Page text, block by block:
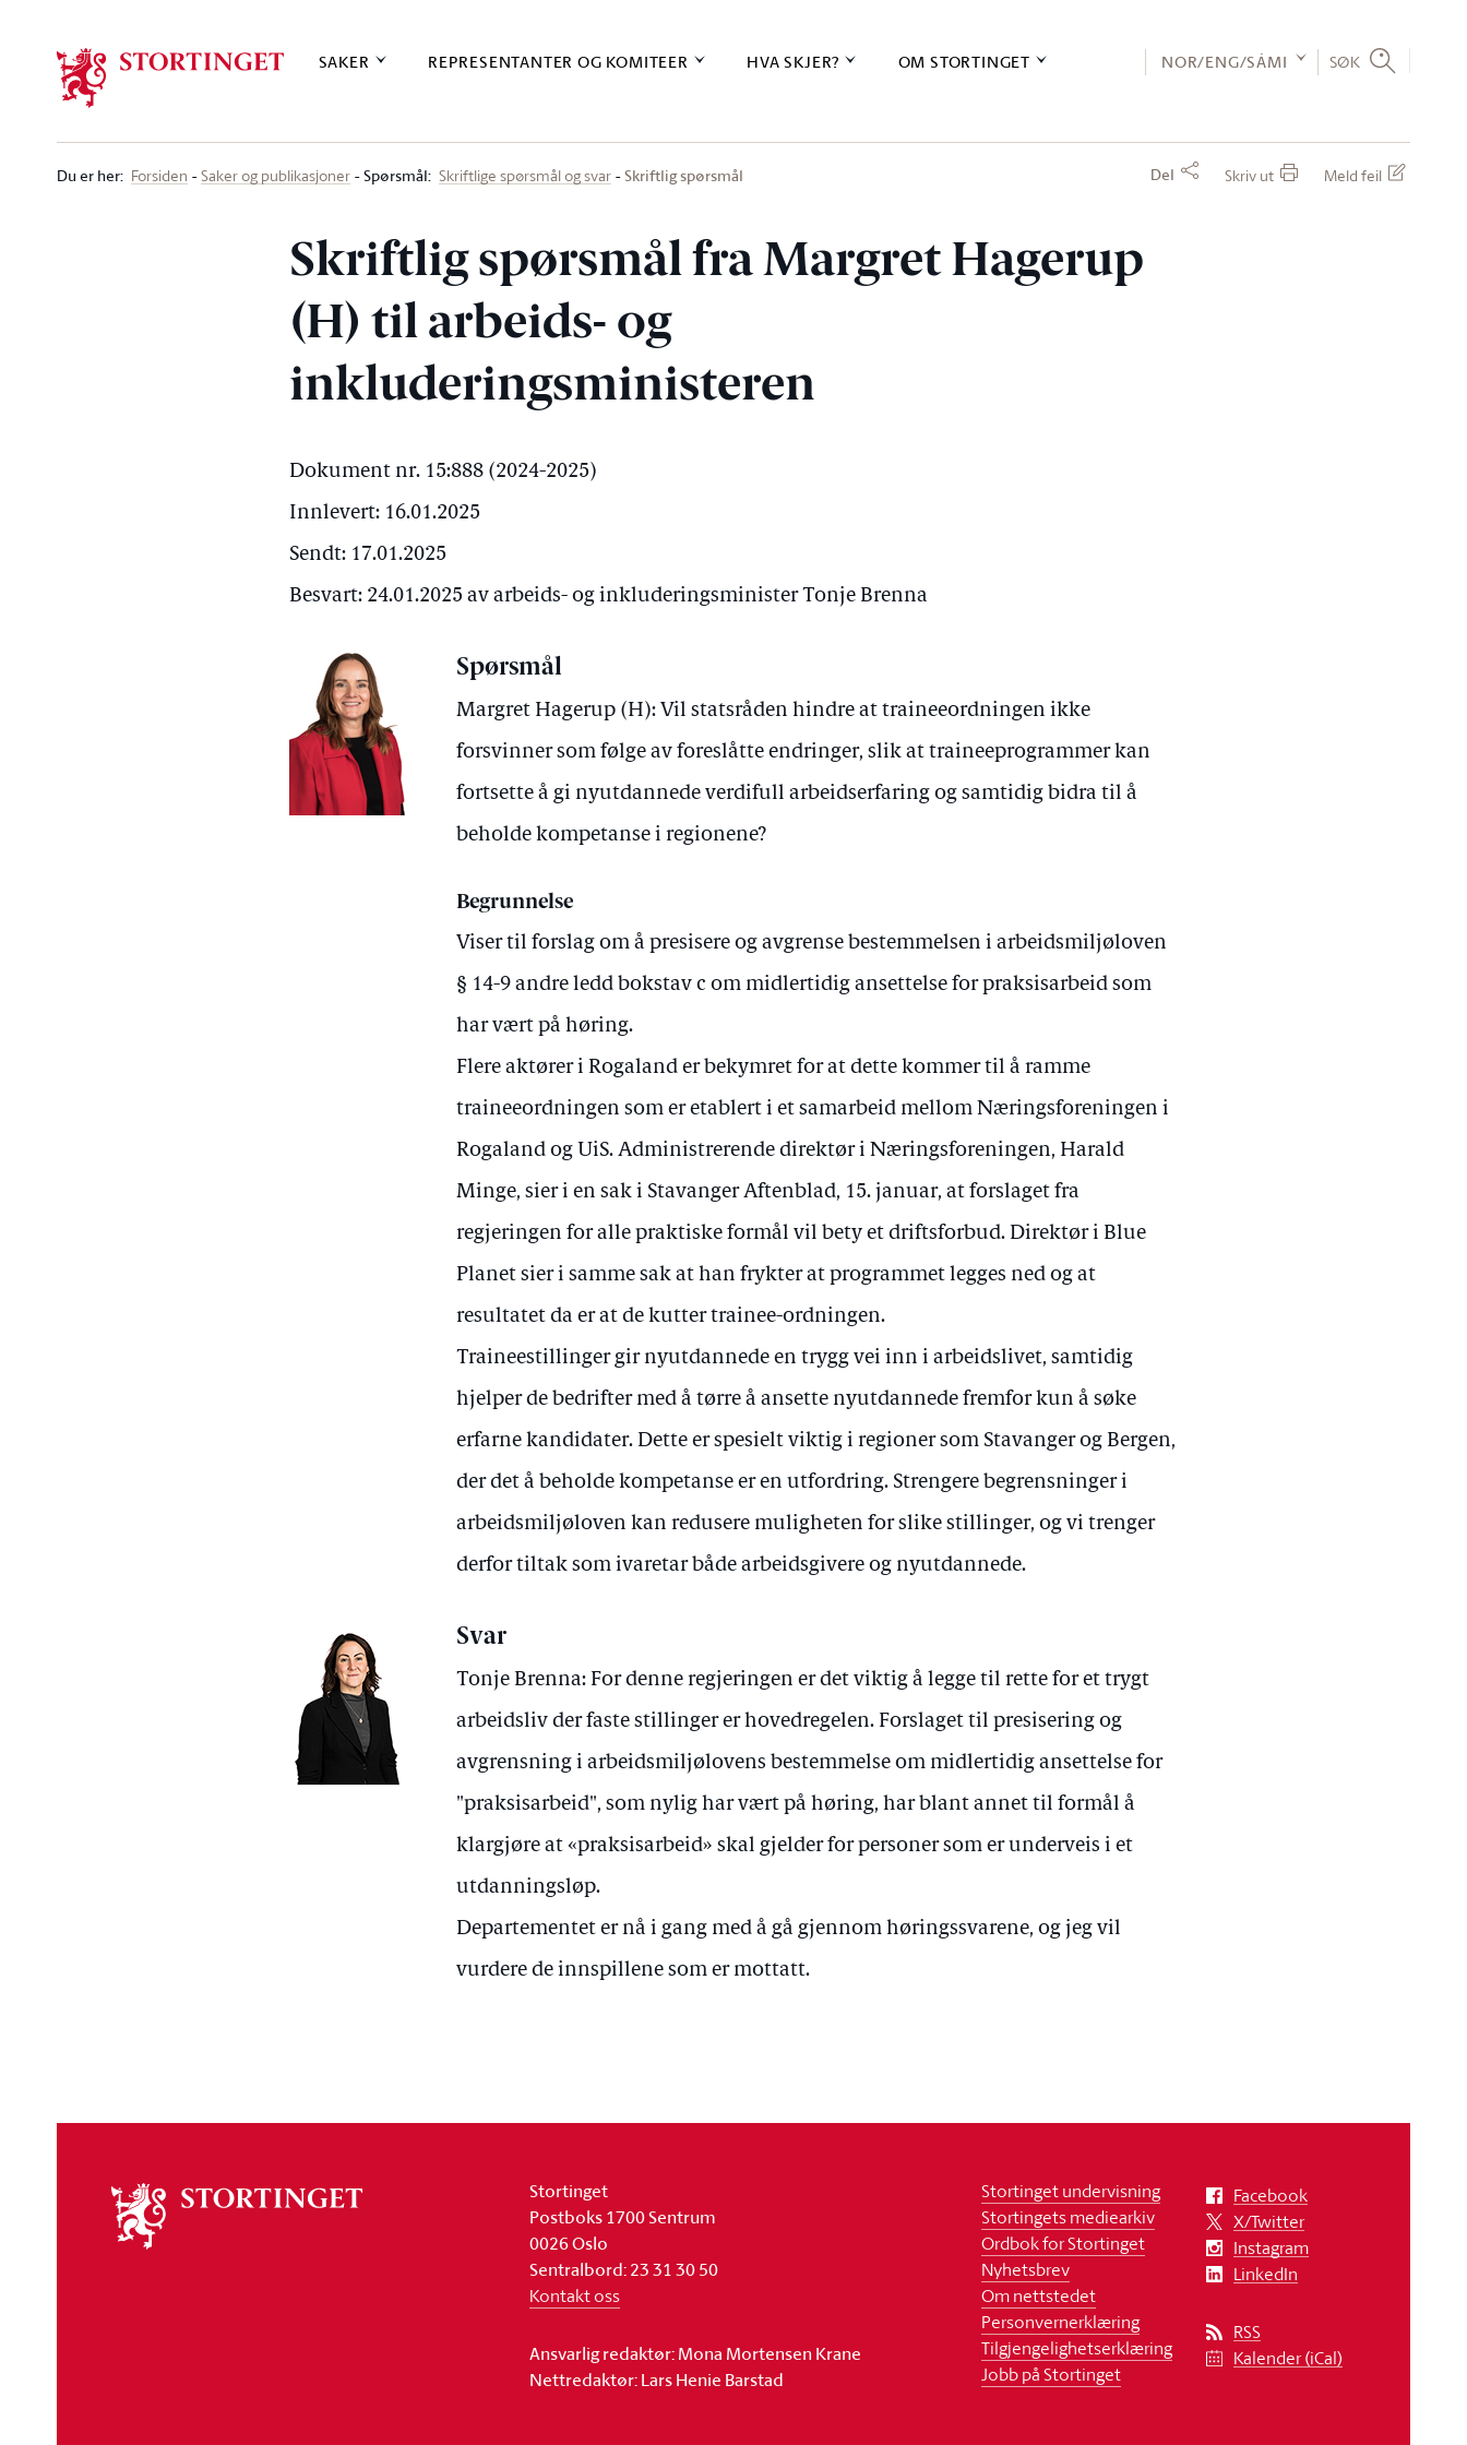
SAKER REPRESENTANTER OG KOMITEER HVA SKJER? OM STORTINGET NOR/ENG/SÁMI SØK
Du er her: Forsiden Saker og publikasjoner Spørsmål: Skriftlige spørsmål og svar Skriftlig spørsmål Del Skriv ut Meld feil
Skriftlig spørsmål fra Margret Hagerup
(H) til arbeids- og
inkluderingsministeren
Dokument nr. 15:888 (2024-2025)
Innlevert: 16.01.2025
Sendt: 17.01.2025
Besvart: 24.01.2025 av arbeids- og inkluderingsminister Tonje Brenna
Spørsmål
Margret Hagerup (H): Vil statsråden hindre at traineeordningen ikke
forsvinner som følge av foreslåtte endringer, slik at traineeprogrammer kan
fortsette å gi nyutdannede verdifull arbeidserfaring og samtidig bidra til å
beholde kompetanse i regionene?
Begrunnelse
Viser til forslag om å presisere og avgrense bestemmelsen i arbeidsmiljøloven
§ 14-9 andre ledd bokstav c om midlertidig ansettelse for praksisarbeid som
har vært på høring.
Flere aktører i Rogaland er bekymret for at dette kommer til å ramme
traineeordningen som er etablert i et samarbeid mellom Næringsforeningen i
Rogaland og UiS. Administrerende direktør i Næringsforeningen, Harald
Minge, sier i en sak i Stavanger Aftenblad, 15. januar, at forslaget fra
regjeringen for alle praktiske formål vil bety et driftsforbud. Direktør i Blue
Planet sier i samme sak at han frykter at programmet legges ned og at
resultatet da er at de kutter trainee-ordningen.
Traineestillinger gir nyutdannede en trygg vei inn i arbeidslivet, samtidig
hjelper de bedrifter med å tørre å ansette nyutdannede fremfor kun å søke
erfarne kandidater. Dette er spesielt viktig i regioner som Stavanger og Bergen,
der det å beholde kompetanse er en utfordring. Strengere begrensninger i
arbeidsmiljøloven kan redusere muligheten for slike stillinger, og vi trenger
derfor tiltak som ivaretar både arbeidsgivere og nyutdannede.
Svar
Tonje Brenna: For denne regjeringen er det viktig å legge til rette for et trygt
arbeidsliv der faste stillinger er hovedregelen. Forslaget til presisering og
avgrensning i arbeidsmiljølovens bestemmelse om midlertidig ansettelse for
"praksisarbeid", som nylig har vært på høring, har blant annet til formål å
klargjøre at «praksisarbeid» skal gjelder for personer som er underveis i et
utdanningsløp.
Departementet er nå i gang med å gå gjennom høringssvarene, og jeg vil
vurdere de innspillene som er mottatt.
stortinget
Stortinget
Postboks 1700 Sentrum
0026 Oslo
Sentralbord: 23 31 30 50
Kontakt oss
Ansvarlig redaktør: Mona Mortensen Krane
Nettredaktør: Lars Henie Barstad
Stortinget undervisning
Stortingets mediearkiv
Ordbok for Stortinget
Nyhetsbrev
Om nettstedet
Personvernerklæring
Tilgjengelighetserklæring
Jobb på Stortinget
Facebook
X/Twitter
Instagram
LinkedIn
RSS
Kalender (iCal)